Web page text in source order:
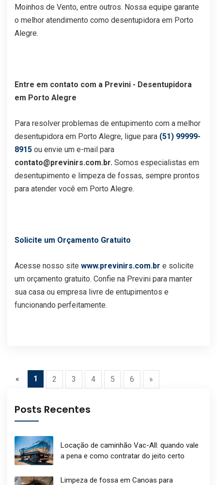
Moinhos de Vento, entre outros. Nossa equipe garante
o melhor atendimento como desentupidora em Porto
Alegre.
Entre em contato com a Previni - Desentupidora
em Porto Alegre
Para resolver problemas de entupimento com a melhor
desentupidora em Porto Alegre, ligue para (51) 99999-
8915 ou envie um e-mail para
contato@previnirs.com.br. Somos especialistas em
desentupimento e limpeza de fossas, sempre prontos
para atender você em Porto Alegre.
Solicite um Orçamento Gratuito
Acesse nosso site www.previnirs.com.br e solicite
um orçamento gratuito. Confie na Previni para manter
sua casa ou empresa livre de entupimentos e
funcionando perfeitamente.
« 1 2 3 4 5 6 »
Posts Recentes
Locação de caminhão Vac-All: quando vale
a pena e como contratar do jeito certo
Limpeza de fossa em Canoas para